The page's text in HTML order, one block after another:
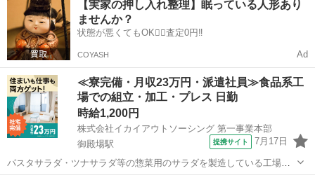
【実家の押し入れ整理】眠っている人形あり
ませんか？
状態が悪くてもOK🙆‍♀️査定0円‼️
COYASH Ad
≪寮完備・月収23万円・派遣社員≫食品系工
場での組立・加工・プレス 日勤
時給1,200円
株式会社イカイアウトソーシング 第一事業本部
御殿場駅
提携サイト 7月17日
パスタサラダ・ツナサラダ等の惣菜用のサラダを製造している工場で
のお仕事です。 お仕事内容 / 2222-1 パスタサラダ・ツナサラダ等の惣